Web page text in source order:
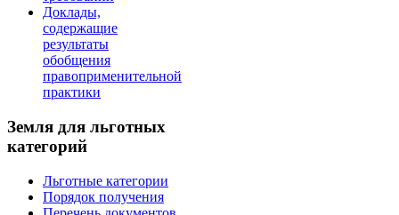
Доклады,
содержащие
результаты
обобщения
правоприменительной
практики
Земля для льготных
категорий
Льготные категории
Порядок получения